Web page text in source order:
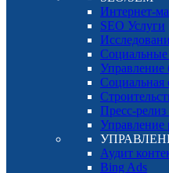
Интернет-
SEO Услуги
Социальные
Управление
Социальная
Пресс-
Управление
Аудит
Bing Ads